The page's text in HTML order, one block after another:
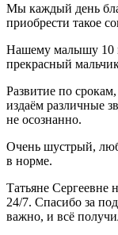
Мы каждый день
приобрести такое
Нашему малышу 10
прекрасный
Развитие по
издаём различные
не осознанно.
Очень шустрый,
в норме.
Татьяне Сергеевне
24/7. Спасибо за
важно, и всё